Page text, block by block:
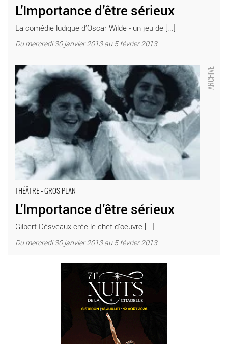
L’Importance d’être sérieux
La comédie ludique d’Oscar Wilde - un jeu de [...]
Du mercredi 30 janvier 2013 au 5 février 2013
THÉÂTRE - GROS PLAN
L’Importance d’être sérieux
Gilbert Désveaux crée le chef-d’oeuvre [...]
Du mercredi 30 janvier 2013 au 5 février 2013
L’Importance d’être sérieux - Critique sortie Théâtre Boulogne-
Billancourt THEATRE DE L'OUEST PARISIEN